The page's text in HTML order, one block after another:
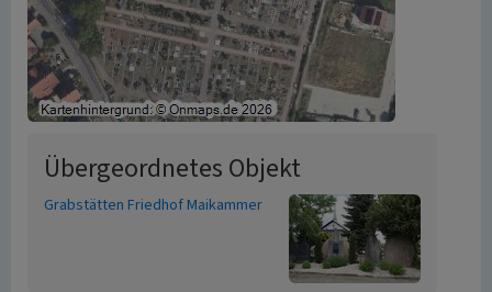
Übergeordnetes Objekt
Grabstätten Friedhof Maikammer